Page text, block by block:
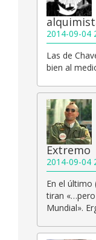
2014-09-04
Las de
bien al
Extremo
2014-09-04
En el último
tiran
Mundial».